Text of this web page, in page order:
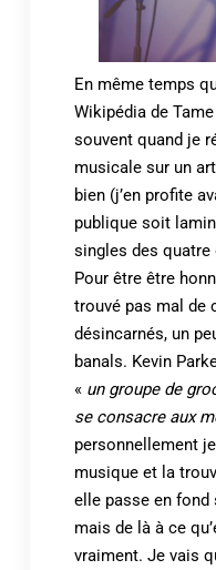
En même temps
Wikipédia de
souvent quand je
musicale sur un
bien (j’en profite
publique soit
singles des quatre
Pour être être
trouvé pas mal de
désincarnés, un
banals. Kevin
« un groupe de
se consacre aux
personnellement
musique et la
elle passe en fond
mais de là à ce
vraiment. Je vais